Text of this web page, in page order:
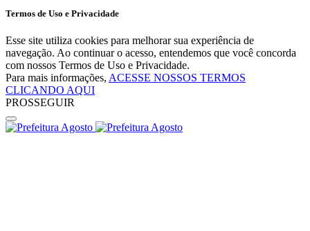
Termos de Uso e Privacidade
Esse site utiliza cookies para melhorar sua experiência de
navegação. Ao continuar o acesso, entendemos que você concorda
com nossos Termos de Uso e Privacidade.
Para mais informações, ACESSE NOSSOS TERMOS
CLICANDO AQUI
PROSSEGUIR